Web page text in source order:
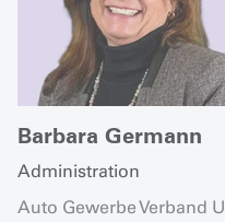
Barbara Germann
Administration
Auto Gewerbe Verband